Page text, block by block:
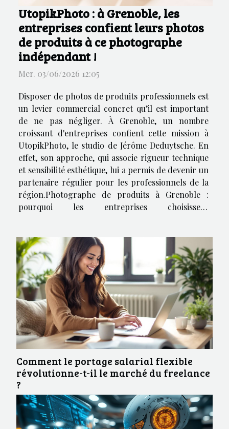
UtopikPhoto : à Grenoble, les
entreprises confient leurs photos
de produits à ce photographe
indépendant !
Mer. 03/06/2026 12:05
Disposer de photos de produits professionnels est
un levier commercial concret qu’il est important
de ne pas négliger. À Grenoble, un nombre
croissant d'entreprises confient cette mission à
UtopikPhoto, le studio de Jérôme Deduytsche. En
effet, son approche, qui associe rigueur technique
et sensibilité esthétique, lui a permis de devenir un
partenaire régulier pour les professionnels de la
région.Photographe de produits à Grenoble :
pourquoi les entreprises choisissent
Son studio, situé dans le quartier...
Comment le portage salarial flexible
révolutionne-t-il le marché du freelance
?